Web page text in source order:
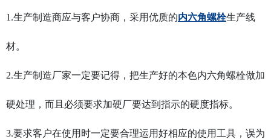
1.生产制造商应与客户协商，采用优质的内六角螺栓生产线
材。
2.生产制造厂家一定要记得，把生产好的本色内六角螺栓做加
硬处理，而且必须要求加硬厂要达到指示的硬度指标。
3.要求客户在使用时一定要合理运用好相应的使用工具，误为